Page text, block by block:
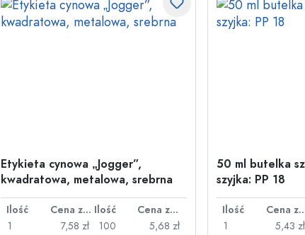
Etykieta cynowa „Jogger”,
kwadratowa, metalowa, srebrna
Ilość Cena za sztukę Ilość
Cena za sztukę
1
7,58 zł
100
5,68 zł
50 ml butelka
szyjka: PP 18
Ilość Cena za
1
5,43 zł